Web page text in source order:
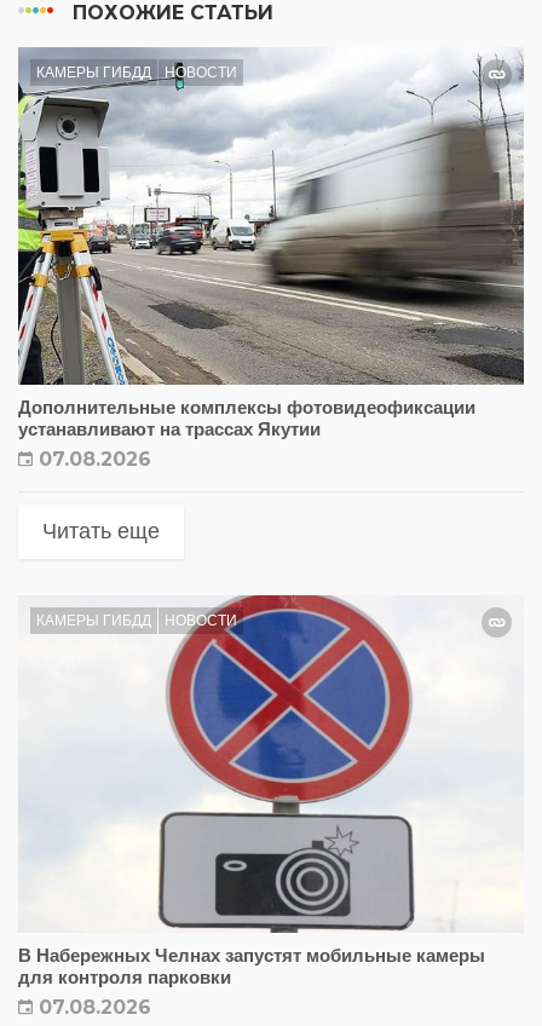
ПОХОЖИЕ СТАТЬИ
КАМЕРЫ ГИБДД НОВОСТИ
Дополнительные комплексы фотовидеофиксации
устанавливают на трассах Якутии
07.08.2026
Читать еще
КАМЕРЫ ГИБДД НОВОСТИ
В Набережных Челнах запустят мобильные камеры
для контроля парковки
07.08.2026